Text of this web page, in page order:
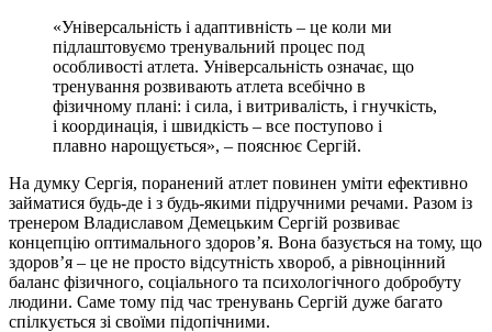
«Універсальність і адаптивність – це коли ми
підлаштовуємо тренувальний процес под
особливості атлета. Універсальність означає, що
тренування розвивають атлета всебічно в
фізичному плані: і сила, і витривалість, і гнучкість,
і координація, і швидкість – все поступово і
плавно нарощується», – пояснює Сергій.
На думку Сергія, поранений атлет повинен уміти ефективно
займатися будь-де і з будь-якими підручними речами. Разом із
тренером Владиславом Демецьким Сергій розвиває
концепцію оптимального здоров’я. Вона базується на тому, що
здоров’я – це не просто відсутність хвороб, а рівноцінний
баланс фізичного, соціального та психологічного добробуту
людини. Саме тому під час тренувань Сергій дуже багато
спілкується зі своїми підопічними.